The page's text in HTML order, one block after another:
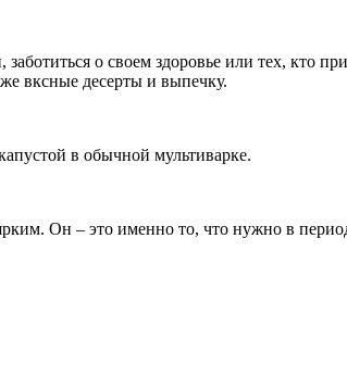
о своем здоровье или тех, кто
вксные десерты и выпечку.
в обычной мультиварке.
Он – это именно то, что нужно в